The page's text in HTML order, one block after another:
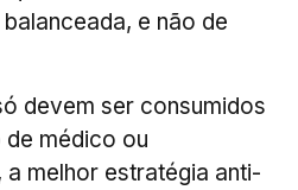
e não de
devem ser consumidos
médico ou
melhor estratégia anti-